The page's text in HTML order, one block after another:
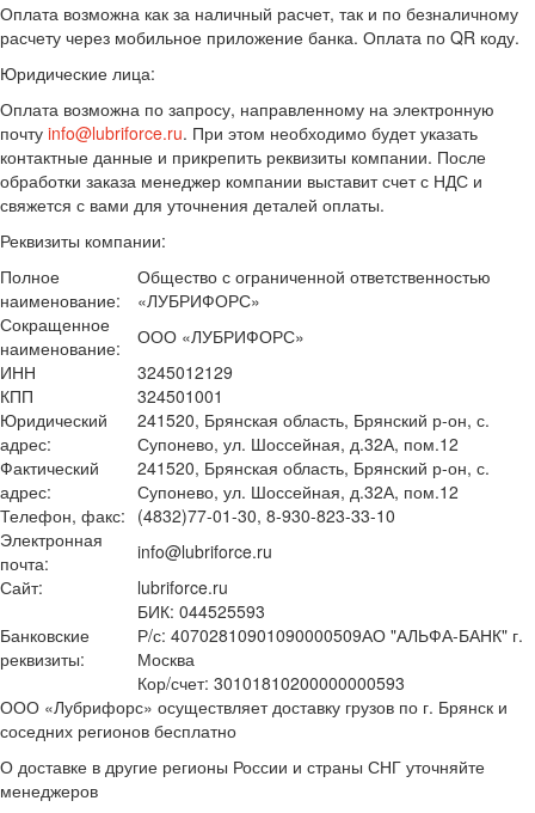
Оплата возможна как за наличный расчет, так и по безналичному
расчету через мобильное приложение банка. Оплата по QR коду.
Юридические лица:
Оплата возможна по запросу, направленному на электронную
почту info@lubriforce.ru. При этом необходимо будет указать
контактные данные и прикрепить реквизиты компании. После
обработки заказа менеджер компании выставит счет с НДС и
свяжется с вами для уточнения деталей оплаты.
Реквизиты компании:
Полное
наименование:
Общество с ограниченной ответственностью
«ЛУБРИФОРС»
Сокращенное
наименование:
ООО «ЛУБРИФОРС»
ИНН
3245012129
КПП
324501001
Юридический
адрес:
241520, Брянская область, Брянский р-он, с.
Супонево, ул. Шоссейная, д.32А, пом.12
Фактический
адрес:
241520, Брянская область, Брянский р-он, с.
Супонево, ул. Шоссейная, д.32А, пом.12
Телефон, факс: (4832)77-01-30, 8-930-823-33-10
Электронная
почта:
info@lubriforce.ru
Сайт:
lubriforce.ru
Банковские
реквизиты:
БИК: 044525593
Р/с: 40702810901090000509АО "АЛЬФА-БАНК" г.
Москва
Кор/счет: 30101810200000000593
ООО «Лубрифорс» осуществляет доставку грузов по г. Брянск и
соседних регионов бесплатно
О доставке в другие регионы России и страны СНГ уточняйте
менеджеров